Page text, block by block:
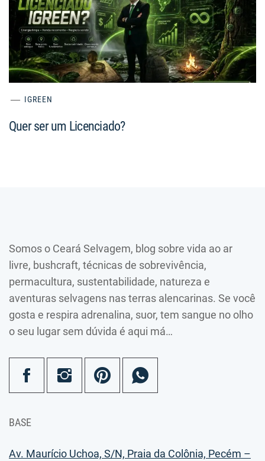
IGREEN
Quer ser um Licenciado?
Somos o Ceará Selvagem, blog sobre vida ao ar
livre, bushcraft, técnicas de sobrevivência,
permacultura, sustentabilidade, natureza e
aventuras selvagens nas terras alencarinas. Se você
gosta e respira adrenalina, suor, tem sangue no olho
o seu lugar sem dúvida é aqui má…
BASE
Av. Maurício Uchoa, S/N, Praia da Colônia, Pecém –